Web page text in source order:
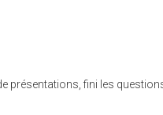
présentations, fini les